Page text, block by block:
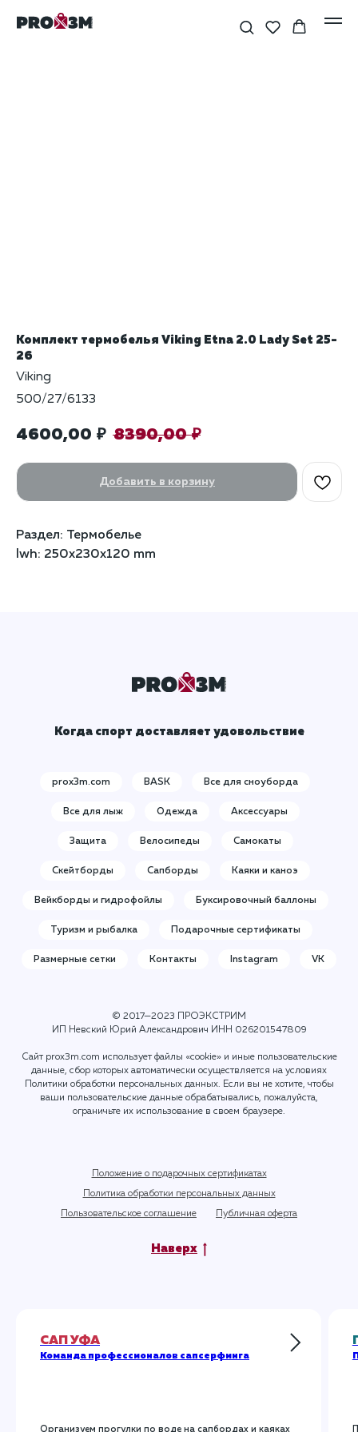
Комплект термобелья Viking Etna 2.0 Lady Set 25-
26
Viking
500/27/6133
4600,00 ₽ 8390,00 ₽
Добавить в корзину
Раздел: Термобелье
lwh: 250x230x120 mm
Когда спорт доставляет удовольствие
prox3m.com BASK Все для сноуборда
Все для лыж Одежда Аксессуары
Защита Велосипеды Самокаты
Скейтборды Сапборды Каяки и каноэ
Вейкборды и гидрофойлы Буксировочный баллоны
Туризм и рыбалка Подарочные сертификаты
Размерные сетки Контакты Instagram VK
© 2017—2023 ПРОЭКСТРИМ
ИП Невский Юрий Александрович ИНН 026201547809
Сайт prox3m.com использует файлы «cookie» и иные пользовательские
данные, сбор которых автоматически осуществляется на условиях
Политики обработки персональных данных. Если вы не хотите, чтобы
ваши пользовательские данные обрабатывались, пожалуйста,
ограничьте их использование в своем браузере.
Положение о подарочных сертификатах
Политика обработки персональных данных
Пользовательское соглашение Публичная оферта
Наверх
САП УФА
Команда профессионалов сапсерфинга
Организуем прогулки по воде на сапбордах и каяках